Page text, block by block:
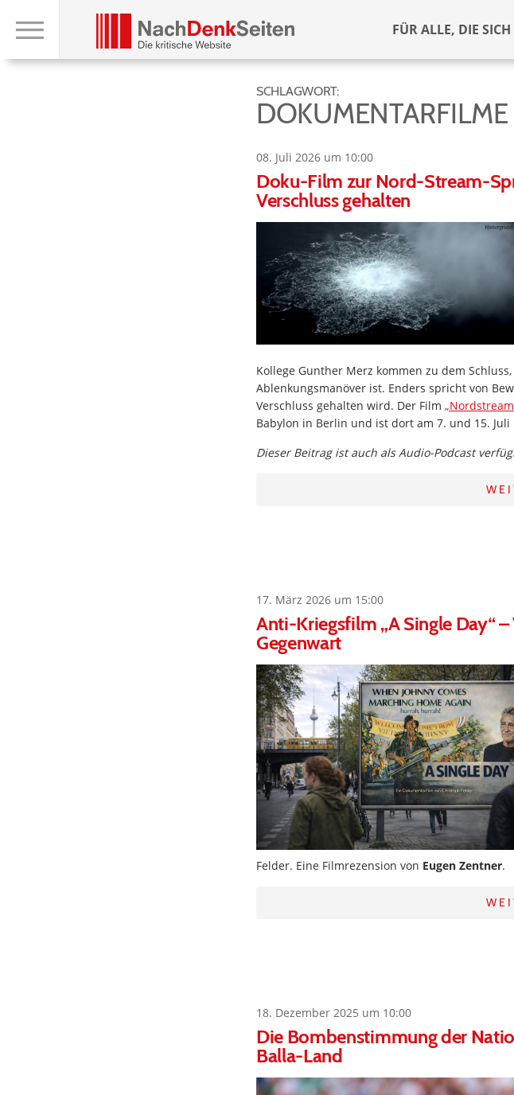
FÜR ALLE, DIE
SCHLAGWORT:
DOKUMENTARFILME
08. Juli 2026 um 10:00
Doku-Film zur Nord-Stream-
Verschluss gehalten
Kollege Gunther Merz kommen zu dem
Ablenkungsmanöver ist. Enders spricht von
Verschluss gehalten wird. Der Film
Babylon in Berlin und ist dort am 7. und 15. Juli
Dieser Beitrag ist auch als Audio-Podcast
17. März 2026 um 15:00
Anti-Kriegsfilm „A Single Day“
Gegenwart
Felder. Eine Filmrezension von Eugen Zentner.
18. Dezember 2025 um 10:00
Die Bombenstimmung der
Balla-Land